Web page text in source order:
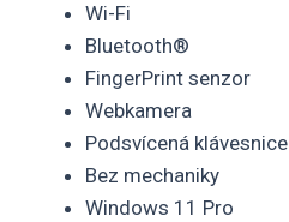
Wi-Fi
Bluetooth®
FingerPrint senzor
Webkamera
Podsvícená klávesnice
Bez mechaniky
Windows 11 Pro